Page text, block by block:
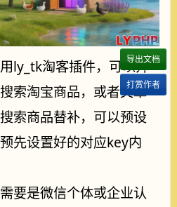
ly_tk淘客插件，可以开
索淘宝商品，或者文章
索商品替补，可以预设
先设置好的对应key内
要是微信个体或企业认
导出文档
打赏作者